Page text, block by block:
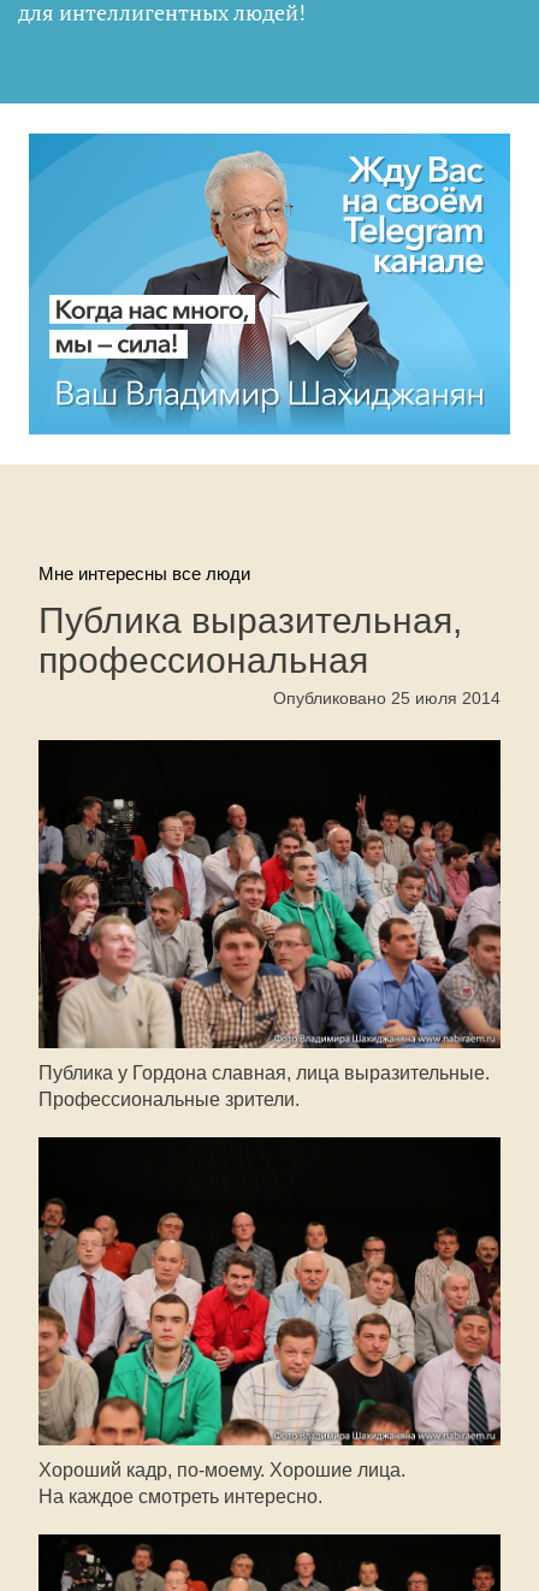
для интеллигентных людей!
Мне интересны все люди
Публика выразительная,
профессиональная
Опубликовано 25 июля 2014
Публика у Гордона славная, лица выразительные.
Профессиональные зрители.
Хороший кадр, по-моему. Хорошие лица.
На каждое смотреть интересно.